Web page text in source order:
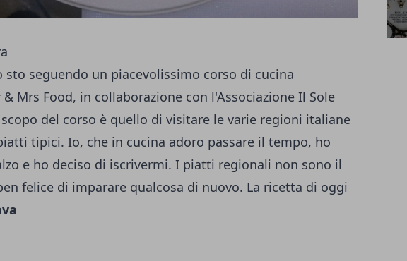
sto seguendo un piacevolissimo corso di cucina
& Mrs Food, in collaborazione con l'Associazione Il Sole
del corso è quello di visitare le varie regioni italiane
tipici. Io, che in cucina adoro passare il tempo, ho
e ho deciso di iscrivermi. I piatti regionali non sono il
felice di imparare qualcosa di nuovo. La ricetta di oggi